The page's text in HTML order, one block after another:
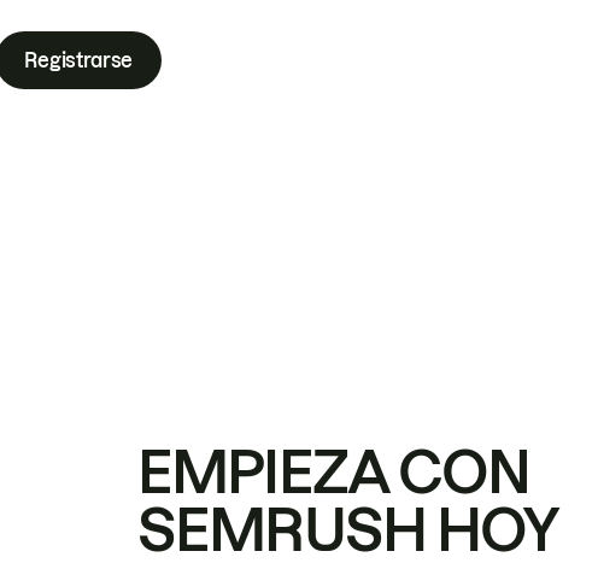
Registrarse
EMPIEZA CON
SEMRUSH HOY